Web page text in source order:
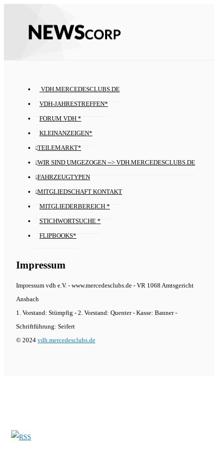
VDH.MERCEDESCLUBS.DE
VDH-JAHRESTREFFEN*
FORUM VDH *
KLEINANZEIGEN*
TEILEMARKT*
WIR SIND UMGEZOGEN --> VDH.MERCEDESCLUBS.DE
FAHRZEUGTYPEN
MITGLIEDSCHAFT KONTAKT
MITGLIEDERBEREICH *
STICHWORTSUCHE *
FLIPBOOKS*
Impressum
Impressum vdh e.V. - www.mercedesclubs.de - VR 1068 Amtsgericht
Ansbach
1. Vorstand: Stümpfig - 2. Vorstand: Quenter - Kasse: Banner -
Schriftführung: Seifert
© 2024 vdh.mercedesclubs.de